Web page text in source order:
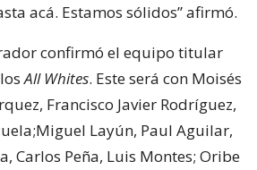
acá. Estamos sólidos” afirmó.
confirmó el equipo titular
All Whites. Este será con Moisés
Francisco Javier Rodríguez,
Layún, Paul Aguilar,
Carlos Peña, Luis Montes; Oribe